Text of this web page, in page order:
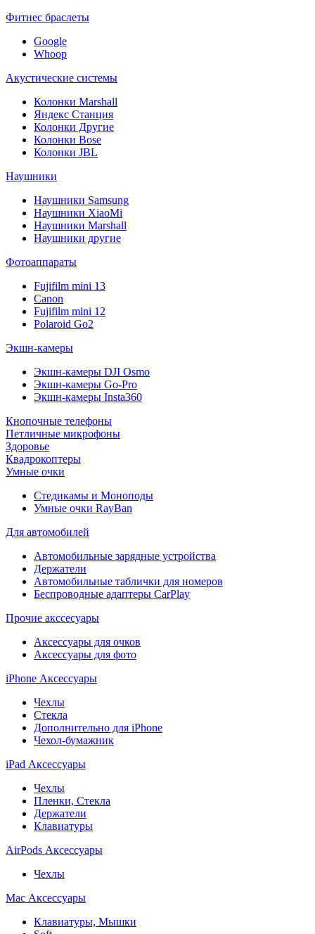
Фитнес браслеты
Google
Whoop
Акустические системы
Колонки Marshall
Яндекс Станция
Колонки Другие
Колонки Bose
Колонки JBL
Наушники
Наушники Samsung
Наушники XiaoMi
Наушники Marshall
Наушники другие
Фотоаппараты
Fujifilm mini 13
Canon
Fujifilm mini 12
Polaroid Go2
Экшн-камеры
Экшн-камеры DJI Osmo
Экшн-камеры Go-Pro
Экшн-камеры Insta360
Кнопочные телефоны
Петличные микрофоны
Здоровье
Квадрокоптеры
Умные очки
Стедикамы и Моноподы
Умные очки RayBan
Для автомобилей
Автомобильные зарядные устройства
Держатели
Автомобильные таблички для номеров
Беспроводные адаптеры CarPlay
Прочие акссесуары
Аксессуары для очков
Аксессуары для фото
iPhone Аксессуары
Чехлы
Стекла
Дополнительно для iPhone
Чехол-бумажник
iPad Аксессуары
Чехлы
Пленки, Стекла
Держатели
Клавиатуры
AirPods Аксессуары
Чехлы
Mac Аксессуары
Клавиатуры, Мышки